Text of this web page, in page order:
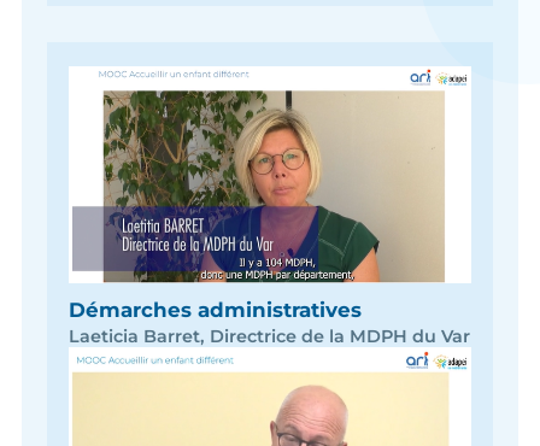
Démarches administratives
Laeticia Barret, Directrice de la MDPH du Var